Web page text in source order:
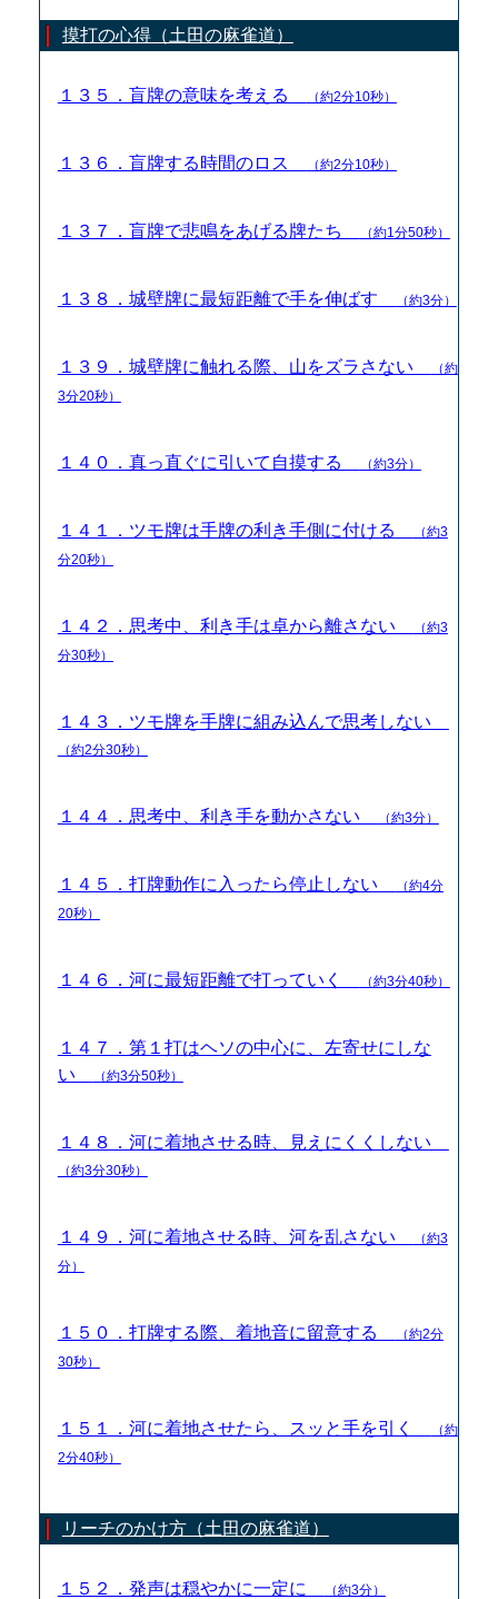
摸打の心得（土田の麻雀道）
１３５．盲牌の意味を考える （約2分10秒）
１３６．盲牌する時間のロス （約2分10秒）
１３７．盲牌で悲鳴をあげる牌たち （約1分50秒）
１３８．城壁牌に最短距離で手を伸ばす （約3分）
１３９．城壁牌に触れる際、山をズラさない
（約
3分20秒）
１４０．真っ直ぐに引いて自摸する （約3分）
１４１．ツモ牌は手牌の利き手側に付ける
（約3
分20秒）
１４２．思考中、利き手は卓から離さない
（約3
分30秒）
１４３．ツモ牌を手牌に組み込んで思考しない
（約2分30秒）
１４４．思考中、利き手を動かさない （約3分）
１４５．打牌動作に入ったら停止しない
（約4分
20秒）
１４６．河に最短距離で打っていく （約3分40秒）
１４７．第１打はヘソの中心に、左寄せにしな
い
（約3分50秒）
１４８．河に着地させる時、見えにくくしない
（約3分30秒）
１４９．河に着地させる時、河を乱さない
（約3
分）
１５０．打牌する際、着地音に留意する
（約2分
30秒）
１５１．河に着地させたら、スッと手を引く
（約
2分40秒）
リーチのかけ方（土田の麻雀道）
１５２．発声は穏やかに一定に （約3分）